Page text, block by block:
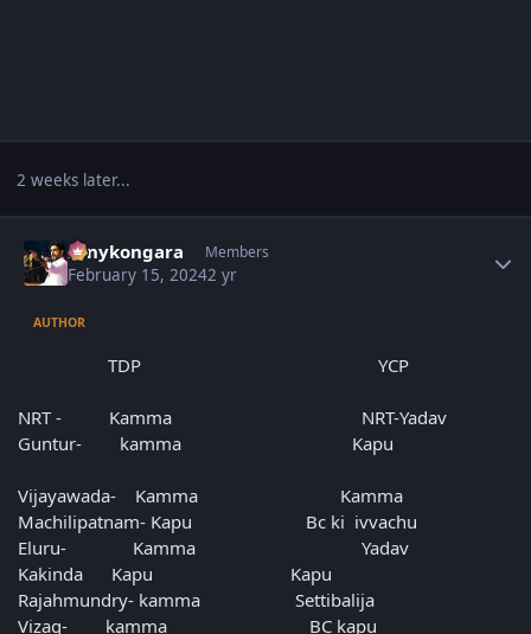
2 weeks later...
sonykongara Members
February 15, 20242 yr
AUTHOR
TDP YCP
NRT - Kamma NRT-Yadav
Guntur- kamma Kapu
Vijayawada- Kamma Kamma
Machilipatnam- Kapu Bc ki ivvachu
Eluru- Kamma Yadav
Kakinda Kapu Kapu
Rajahmundry- kamma Settibalija
Vizag- kamma BC kapu